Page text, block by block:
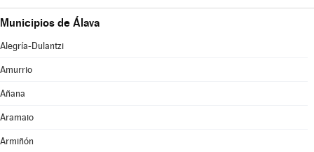
Municipios de Álava
Alegría-Dulantzi
Amurrio
Añana
Aramaio
Armiñón